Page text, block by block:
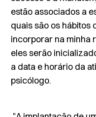
estão associados a
quais são os hábitos
incorporar na minha
eles serão
a data e horário da
psicólogo.